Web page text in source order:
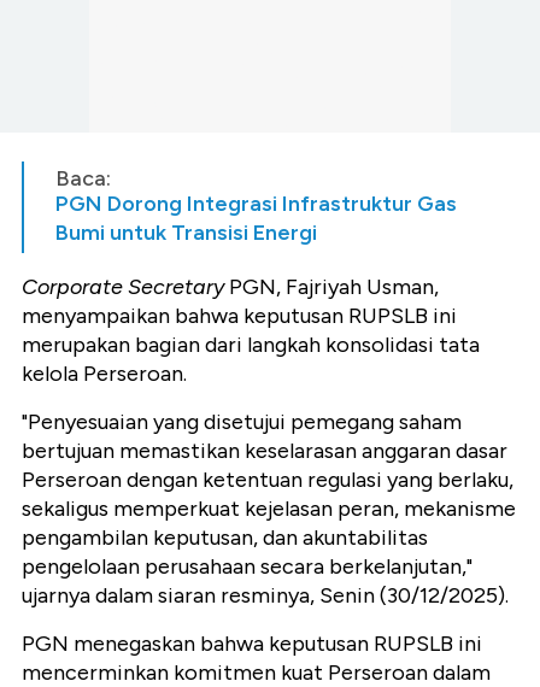
Baca:
PGN Dorong Integrasi Infrastruktur Gas
Bumi untuk Transisi Energi
Corporate SecretaryPGN, Fajriyah Usman,
menyampaikan bahwa keputusan RUPSLB ini
merupakan bagian dari langkah konsolidasi tata
kelola Perseroan.
"Penyesuaian yang disetujui pemegang saham
bertujuan memastikan keselarasan anggaran dasar
Perseroan dengan ketentuan regulasi yang berlaku,
sekaligus memperkuat kejelasan peran, mekanisme
pengambilan keputusan, dan akuntabilitas
pengelolaan perusahaan secara berkelanjutan,"
ujarnya dalam siaran resminya, Senin (30/12/2025).
PGN menegaskan bahwa keputusan RUPSLB ini
mencerminkan komitmen kuat Perseroan dalam